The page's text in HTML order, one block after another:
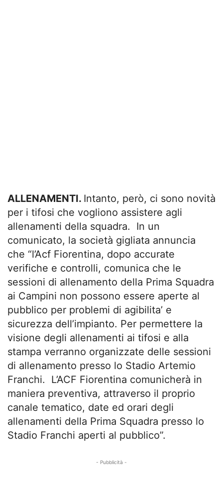
ALLENAMENTI. Intanto, però, ci sono novità
per i tifosi che vogliono assistere agli
allenamenti della squadra. In un
comunicato, la società gigliata annuncia
che “l’Acf Fiorentina, dopo accurate
verifiche e controlli, comunica che le
sessioni di allenamento della Prima Squadra
ai Campini non possono essere aperte al
pubblico per problemi di agibilita’ e
sicurezza dell’impianto. Per permettere la
visione degli allenamenti ai tifosi e alla
stampa verranno organizzate delle sessioni
di allenamento presso lo Stadio Artemio
Franchi. L’ACF Fiorentina comunicherà in
maniera preventiva, attraverso il proprio
canale tematico, date ed orari degli
allenamenti della Prima Squadra presso lo
Stadio Franchi aperti al pubblico”.
- Pubblicità -